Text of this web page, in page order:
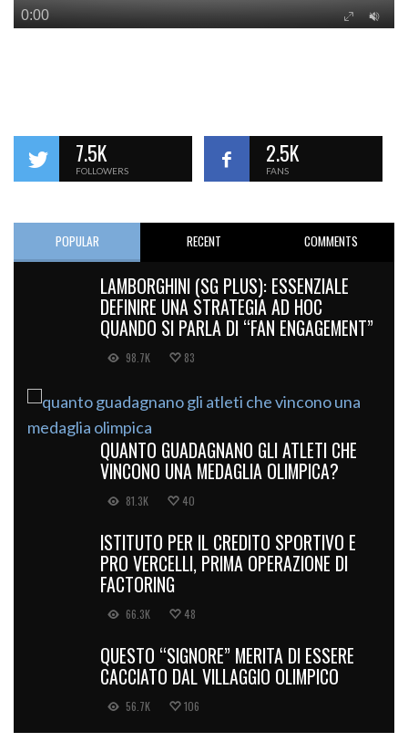
7.5K
FOLLOWERS
2.5K
FANS
POPULAR RECENT COMMENTS
LAMBORGHINI (SG PLUS): ESSENZIALE
DEFINIRE UNA STRATEGIA AD HOC
QUANDO SI PARLA DI “FAN ENGAGEMENT”
98.7K 83
QUANTO GUADAGNANO GLI ATLETI CHE
VINCONO UNA MEDAGLIA OLIMPICA?
81.3K 40
ISTITUTO PER IL CREDITO SPORTIVO E
PRO VERCELLI, PRIMA OPERAZIONE DI
FACTORING
66.3K 48
QUESTO “SIGNORE” MERITA DI ESSERE
CACCIATO DAL VILLAGGIO OLIMPICO
56.7K 106